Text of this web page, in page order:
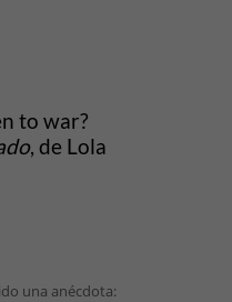
to war?
, de Lola
una anécdota: